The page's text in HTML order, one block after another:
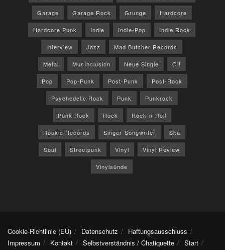
Garage Garage Rock Grunge Hardcore
Hardcore Punk Indie Indie-Pop Indie Rock
Interview Jazz Mad Butcher Records
Metal MusInclusion Neue Single Oi!
Pop Pop-Punk Post-Punk Post-Rock
Psychedelic Rock Punk Punkrock
Punk Rock Rock Rock´n´Roll
Rookie Records Singer-Songwriter Ska
Soul Streetpunk Vinyl Vinyl Review
Vinylsünde
Cookie-Richtlinie (EU) Datenschutz
Haftungsausschluss
Impressum
Kontakt Selbstverständnis / Chatiquette
Start